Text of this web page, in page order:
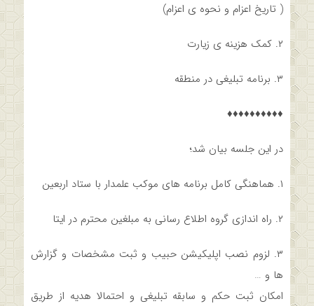
( تاریخ اعزام و نحوه ی اعزام)
۲. کمک هزینه ی زیارت
۳. برنامه تبليغی در منطقه
♦️♦️♦️♦️♦️♦️♦️♦️♦️♦️
در این جلسه بیان شد؛
۱. هماهنگی کامل برنامه های موکب علمدار با ستاد اربعین
۲. راه اندازی گروه اطلاع رسانی به مبلغین محترم در ایتا
۳. لزوم نصب اپلیکیشن حبیب و ثبت مشخصات و گزارش
ها و …
امکان ثبت حکم و سابقه تبلیغی و احتمالا هدیه از طریق